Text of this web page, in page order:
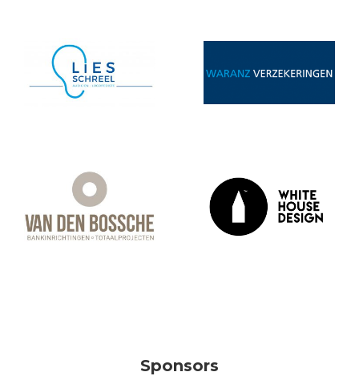
Sponsors